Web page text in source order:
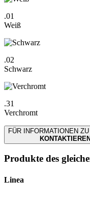
.01
Weiß
.02
Schwarz
.31
Verchromt
FÜR INFORMATIONEN
Produkte des
Linea